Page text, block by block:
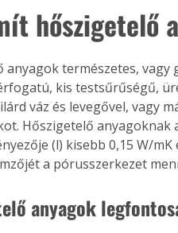
hőszigetelő
anyagok természetes,
kis testsűrűségű,
váz és levegővel, vagy
Hőszigetelő
(l) kisebb 0,15 W/
a pórusszerkezet
anyagok